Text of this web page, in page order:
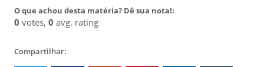
O que achou desta matéria? Dê sua nota!:
0 votes, 0 avg. rating
Compartilhar: